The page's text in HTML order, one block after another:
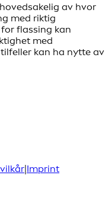
av hvor
med riktig
flassing kan
med
kan ha nytte av
Imprint